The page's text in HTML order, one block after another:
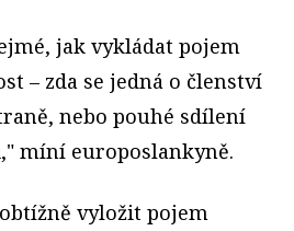
jak vykládat pojem
– zda se jedná o členství
nebo pouhé sdílení
míní europoslankyně.
vyložit pojem